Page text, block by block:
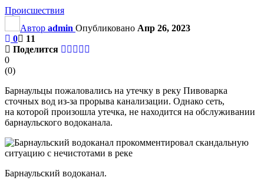
Происшествия
Автор admin Опубликовано Апр 26, 2023
0
11
Поделится
0
(0)
Барнаульцы пожаловались на утечку в реку Пивоварка
сточных вод из-за прорыва канализации. Однако сеть,
на которой произошла утечка, не находится на обслуживании
барнаульского водоканала.
Барнаульский водоканал.